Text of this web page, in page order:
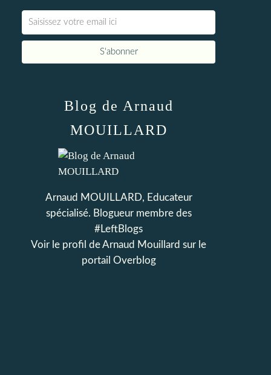
Blog de Arnaud
MOUILLARD
Arnaud MOUILLARD, Educateur
spécialisé. Blogueur membre des
#LeftBlogs
Voir le profil deArnaud Mouillard sur le
portail Overblog